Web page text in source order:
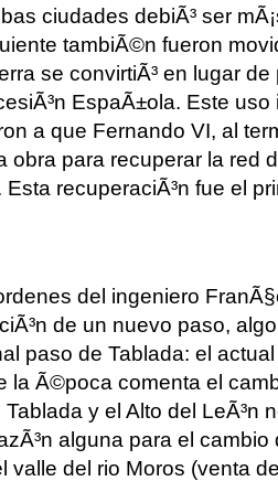
ciudades debiÃ³ ser
tambiÃ©n fueron
se convirtiÃ³ en lugar
EspaÃ±ola. Este uso
a que Fernando VI, al
obra para recuperar la red
recuperaciÃ³n fue el
del ingeniero
de un nuevo paso,
paso de Tablada: el
la Ã©poca comenta el
y el Alto del LeÃ³n
alguna para el cambio
valle del rio Moros (venta